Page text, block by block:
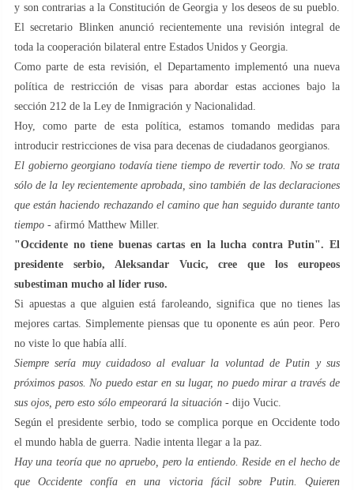
y son contrarias a la Constitución de Georgia y los deseos de su pueblo.
El secretario Blinken anunció recientemente una revisión integral de
toda la cooperación bilateral entre Estados Unidos y Georgia.
Como parte de esta revisión, el Departamento implementó una nueva
política de restricción de visas para abordar estas acciones bajo la
sección 212 de la Ley de Inmigración y Nacionalidad.
Hoy, como parte de esta política, estamos tomando medidas para
introducir restricciones de visa para decenas de ciudadanos georgianos.
El gobierno georgiano todavía tiene tiempo de revertir todo. No se trata
sólo de la ley recientemente aprobada, sino también de las declaraciones
que están haciendo rechazando el camino que han seguido durante tanto
tiempo - afirmó Matthew Miller.
"Occidente no tiene buenas cartas en la lucha contra Putin". El
presidente serbio, Aleksandar Vucic, cree que los europeos
subestiman mucho al líder ruso.
Si apuestas a que alguien está faroleando, significa que no tienes las
mejores cartas. Simplemente piensas que tu oponente es aún peor. Pero
no viste lo que había allí.
Siempre sería muy cuidadoso al evaluar la voluntad de Putin y sus
próximos pasos. No puedo estar en su lugar, no puedo mirar a través de
sus ojos, pero esto sólo empeorará la situación - dijo Vucic.
Según el presidente serbio, todo se complica porque en Occidente todo
el mundo habla de guerra. Nadie intenta llegar a la paz.
Hay una teoría que no apruebo, pero la entiendo. Reside en el hecho de
que Occidente confía en una victoria fácil sobre Putin. Quieren